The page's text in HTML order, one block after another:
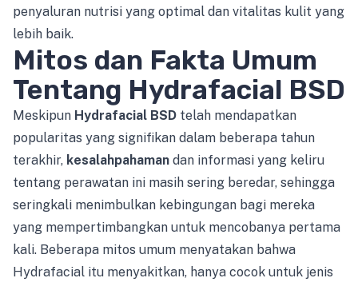
penyaluran nutrisi yang optimal dan vitalitas kulit yang
lebih baik.
Mitos dan Fakta Umum
Tentang Hydrafacial BSD
Meskipun Hydrafacial BSD telah mendapatkan
popularitas yang signifikan dalam beberapa tahun
terakhir, kesalahpahaman dan informasi yang keliru
tentang perawatan ini masih sering beredar, sehingga
seringkali menimbulkan kebingungan bagi mereka
yang mempertimbangkan untuk mencobanya pertama
kali. Beberapa mitos umum menyatakan bahwa
Hydrafacial itu menyakitkan, hanya cocok untuk jenis